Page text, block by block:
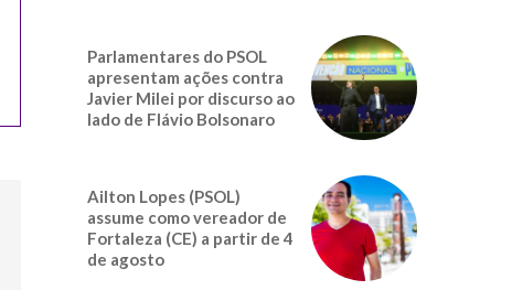
Parlamentares do PSOL
apresentam ações contra
Javier Milei por discurso ao
lado de Flávio Bolsonaro
Ailton Lopes (PSOL)
assume como vereador de
Fortaleza (CE) a partir de 4
de agosto